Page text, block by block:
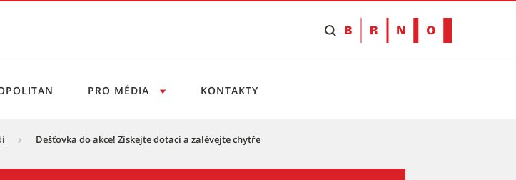
chytře - Tiskový servis
PRO MÉDIA KONTAKTY
Dešťovka do akce! Získejte dotaci a zalévejte chytře